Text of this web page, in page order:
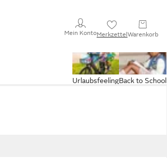
Mein KontoMerkzettelWarenkorb
Back to School
Urlaubsfeeling